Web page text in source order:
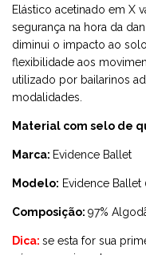
Elástico acetinado em X
segurança na hora da
diminui o impacto ao
flexibilidade aos
utilizado por bailarinos
modalidades.
Material com selo de
Marca: Evidence Ballet
Modelo: Evidence
Composição: 97%
Dica: se esta for sua